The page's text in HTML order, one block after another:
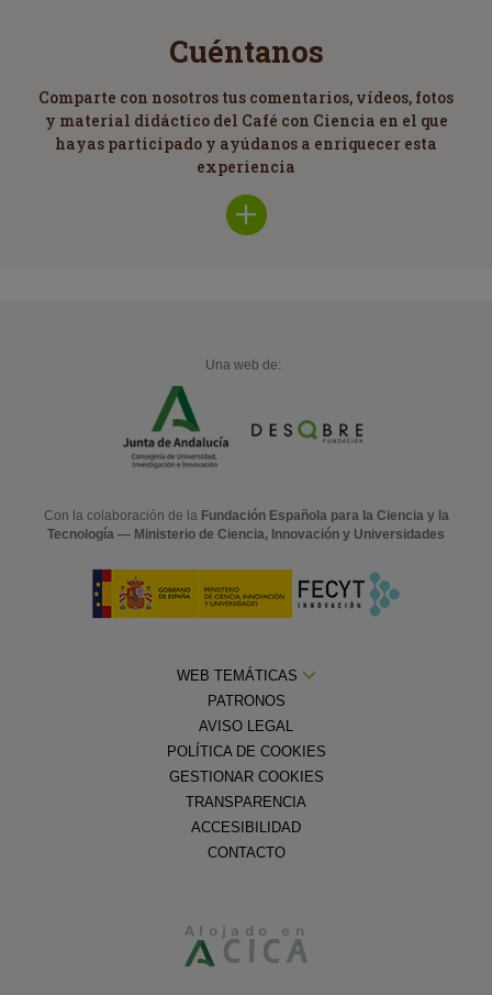
Cuéntanos
Comparte con nosotros tus comentarios, vídeos, fotos
y material didáctico del Café con Ciencia en el que
hayas participado y ayúdanos a enriquecer esta
experiencia
Una web de:
Con la colaboración de la Fundación Española para la Ciencia y la
Tecnología — Ministerio de Ciencia, Innovación y Universidades
WEB TEMÁTICAS
PATRONOS
AVISO LEGAL
POLÍTICA DE COOKIES
GESTIONAR COOKIES
TRANSPARENCIA
ACCESIBILIDAD
CONTACTO